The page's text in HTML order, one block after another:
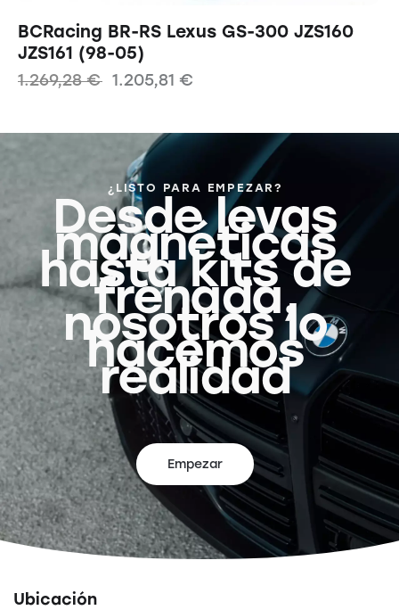
BCRacing BR-RS Lexus GS-300 JZS160
JZS161 (98-05)
1.269,28€ 1.205,81 €
¿LISTO PARA EMPEZAR?
Desde levas
magnéticas
hasta kits de
frenada,
nosotros lo
hacemos
realidad
Empezar
Ubicación